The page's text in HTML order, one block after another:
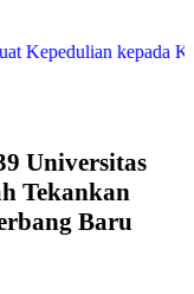
kepada Keluarga
Universitas
Tekankan
Baru